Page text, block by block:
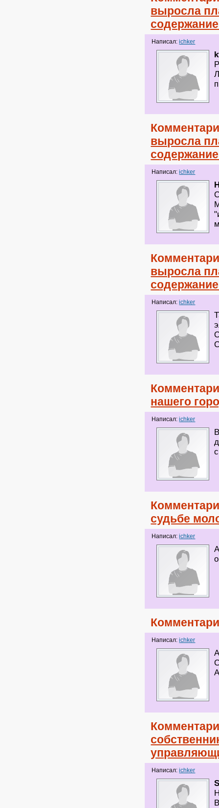
выросла
Написал:ichker
выросла
Написал:ichker
выросла
Написал:ichker
нашего
Написал:ichker
судьбе
Написал:ichker
Написал:ichker
Написал:ichker